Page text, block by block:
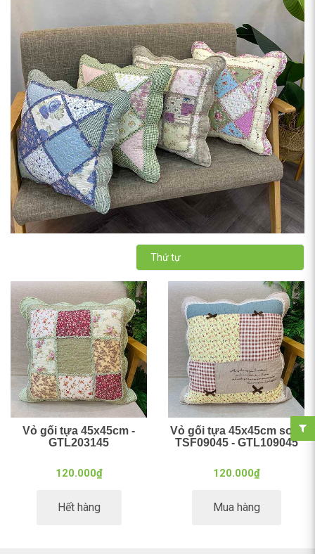
Thứ tự
Vỏ gối tựa 45x45cm -
GTL203145
120.000₫
Hết hàng
Vỏ gối tựa 45x45cm sofa
TSF09045 - GTL109045
120.000₫
Mua hàng